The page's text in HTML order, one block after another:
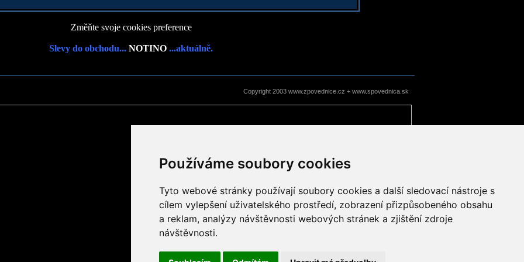
Používáme soubory cookies
Tyto webové stránky používají soubory cookies a další sledovací nástroje s
cílem vylepšení uživatelského prostředí, zobrazení přizpůsobeného obsahu
a reklam, analýzy návštěvnosti webových stránek a zjištění zdroje
návštěvnosti.
Změňte svoje cookies preference
Slevy do obchodu... NOTINO ...aktuálně.
Copyright 2003 www.zpovednice.cz + www.spovednica.sk